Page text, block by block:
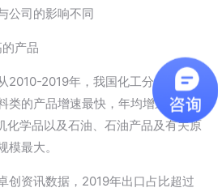
公司的影响不同
产品
2010-2019年，我国化工分类产品的
类的产品增速最快，年均增速接近
化学品以及石油、石油产品及有关原
最大。
创资讯数据，2019年出口占比超过